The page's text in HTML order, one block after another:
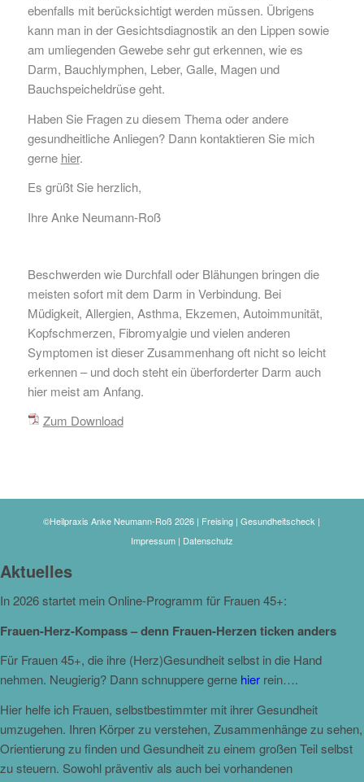
ebenfalls mit berücksichtigt werden müssen. Übrigens
kann man in der Gesichtsdiagnostik an den Lippen sowie
am umliegenden Gewebe sehr gut erkennen, wie es
Darm, Bauchlymphen, Leber, Galle, Magen und
Bauchspeicheldrüse geht.
Haben Sie Fragen zu diesem Thema oder andere
gesundheitliche Anliegen? Dann kontaktieren Sie mich
gerne hier.
Es grüßt Sie herzlich,
Ihre Anke Neumann-Roß
Beschwerden wie Durchfall oder Blähungen bringen die
meisten sofort mit dem Darm in Verbindung. Bei
Müdigkeit, Allergien, Asthma, Ekzemen, Autoimmunität,
Kopfschmerzen, Fibromyalgie und vielen anderen
Symptomen ist dieser Zusammenhang oft nicht so leicht
erkennen – und doch steht ein überforderter Darm auch
hier meist am Anfang.
Zum Download
©Heilpraxis Anke Neumann-Roß 2026 | Freising | Gesundheitscheck |
Impressum| Datenschutz
Aktuelles
In 2026 startet mein Online-Programm für Frauen 45+:
Frauen-Herz-Kompass – denn Frauen-Herzen ticken anders
Für Frauen 45+, die ihre (Herz)Gesundheit selbst in die Hand
nehmen. Neugierig? Dann schnuppere gerne hier rein….
Hier helfe ich Frauen, selbstbestimmter mit ihrer Gesundheit
umzugehen. Ihren Körper zu verstehen, Zusammenhänge zu sehen,
Orientierung zu finden und Gesundheit zu einem großen Teil selbst
zu steuern. Sowohl präventiv als auch bei vorhandenen